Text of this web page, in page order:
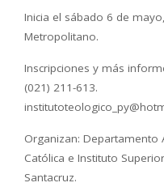
Inicia el sábado 6 de
Metropolitano.
Inscripciones y más
(021) 211-613.
Organizan: Departamento
Católica e Instituto
Santacruz.